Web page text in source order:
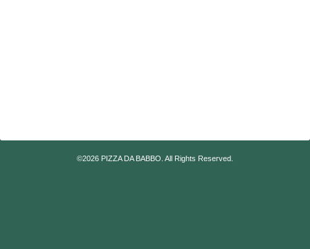
©2026 PIZZA DA BABBO . All Rights Reserved.